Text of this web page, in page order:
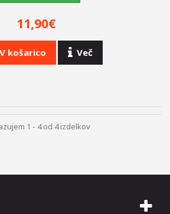
11,90€
V košarico Več
1 - 4 od 4 izdelkov